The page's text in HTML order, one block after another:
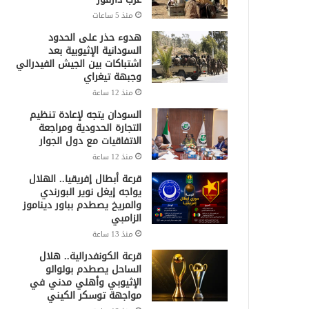
منذ 5 ساعات
هدوء حذر على الحدود
السودانية الإثيوبية بعد
اشتباكات بين الجيش الفيدرالي
وجبهة تيغراي
منذ 12 ساعة
السودان يتجه لإعادة تنظيم
التجارة الحدودية ومراجعة
الاتفاقيات مع دول الجوار
منذ 12 ساعة
قرعة أبطال إفريقيا.. الهلال
يواجه إيغل نوير البورندي
والمريخ يصطدم بباور ديناموز
الزامبي
منذ 13 ساعة
قرعة الكونفدرالية.. هلال
الساحل يصطدم بولوالو
الإثيوبي وأهلي مدني في
مواجهة توسكر الكيني